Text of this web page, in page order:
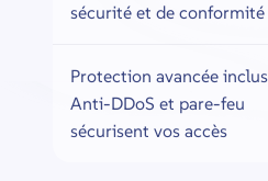
sécurité et de conformité
Protection avancée
Anti-DDoS et pare-feu
sécurisent vos accès